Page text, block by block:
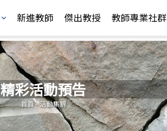
新進教師 傑出教授 教師專業社群
精彩活動預告
您在這裡
首頁-活動集錦